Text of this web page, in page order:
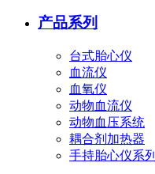
产品系列
台式胎心仪
血流仪
血氧仪
动物血流仪
动物血压系统
耦合剂加热器
手持胎心仪系列